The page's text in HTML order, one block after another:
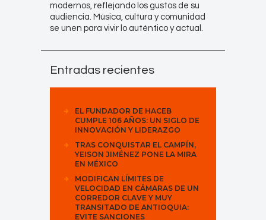
modernos, reflejando los gustos de su
audiencia. Música, cultura y comunidad
se unen para vivir lo auténtico y actual.
Entradas recientes
EL FUNDADOR DE HACEB
CUMPLE 106 AÑOS: UN SIGLO DE
INNOVACIÓN Y LIDERAZGO
TRAS CONQUISTAR EL CAMPÍN,
YEISON JIMÉNEZ PONE LA MIRA
EN MÉXICO
MODIFICAN LÍMITES DE
VELOCIDAD EN CÁMARAS DE UN
CORREDOR CLAVE Y MUY
TRANSITADO DE ANTIOQUIA:
EVITE SANCIONES